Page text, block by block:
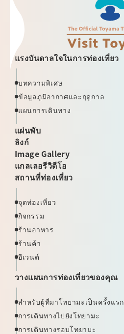
แรงบันดาลใจในการท่องเที่ยว
บทความพิเศษ
ข้อมูลภูมิอากาศและฤดูกาล
แผนการเดินทาง
แผ่นพับ
ลิงก์
Image Gallery
แกลเลอรีวิดีโอ
สถานที่ท่องเที่ยว
จุดท่องเที่ยว
กิจกรรม
ร้านอาหาร
ร้านค้า
อีเวนต์
วางแผนการท่องเที่ยวของคุณ
สำหรับผู้ที่มาโทยามะเป็นครั้งแรก
การเดินทางไปยังโทยามะ
การเดินทางรอบโทยามะ